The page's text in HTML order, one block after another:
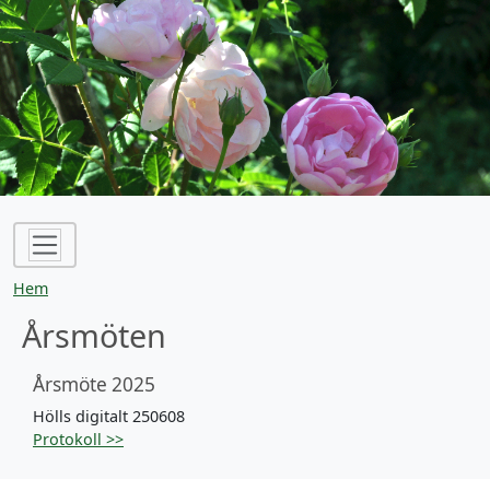
Hoppa till huvudinnehåll
Länkstig
Hem
Årsmöten
Årsmöte 2025
Hölls digitalt 250608
Protokoll >>